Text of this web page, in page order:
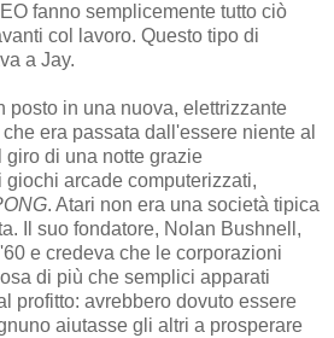
fanno semplicemente tutto ciò
col lavoro. Questo tipo di
a Jay.
posto in una nuova, elettrizzante
era passata dall'essere niente al
di una notte grazie
arcade computerizzati,
. Atari non era una società tipica
Il suo fondatore, Nolan Bushnell,
e credeva che le corporazioni
di più che semplici apparati
profitto: avrebbero dovuto essere
aiutasse gli altri a prosperare